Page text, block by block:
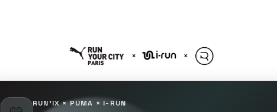
RUN'IX × PUMA × I-RUN